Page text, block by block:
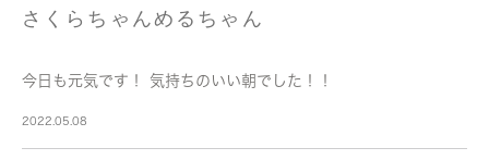
さくらちゃんめるちゃん
今日も元気です！ 気持ちのいい朝でした！！
2022.05.08